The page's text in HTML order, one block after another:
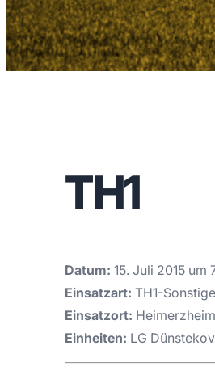
TH1
Datum: 15. Juli 2015 um
Einsatzart: TH1-
Einsatzort: Heimerzheim
Einheiten: LG